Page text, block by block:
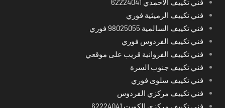
فني تكييف الرميثية فوري
فني تكييف السالمية 98025055 فوري
فني تكييف الفردوس فوري
فني تكييف الفروانية قريب على موقعي
فني تكييف جنوب السرة
فني تكييف سلوى فوري
فني تكييف مركزي الفردوس
فني تكييف مركزي الكويت 62224041